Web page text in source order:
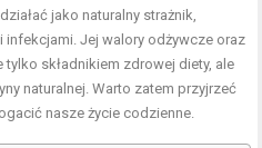
jako naturalny strażnik,
Jej walory odżywcze oraz
składnikiem zdrowej diety, ale
naturalnej. Warto zatem przyjrzeć
nasze życie codzienne.